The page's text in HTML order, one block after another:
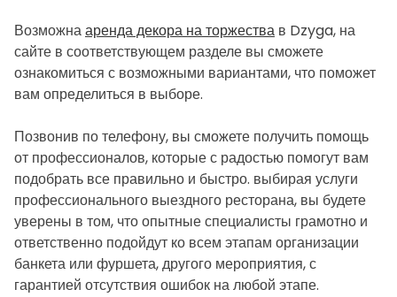
Возможнааренда декора на торжества в Dzyga, на
сайте в соответствующем разделе вы сможете
ознакомиться с возможными вариантами, что поможет
вам определиться в выборе.
Позвонив по телефону, вы сможете получить помощь
от профессионалов, которые с радостью помогут вам
подобрать все правильно и быстро. выбирая услуги
профессионального выездного ресторана, вы будете
уверены в том, что опытные специалисты грамотно и
ответственно подойдут ко всем этапам организации
банкета или фуршета, другого мероприятия, с
гарантией отсутствия ошибок на любой этапе.